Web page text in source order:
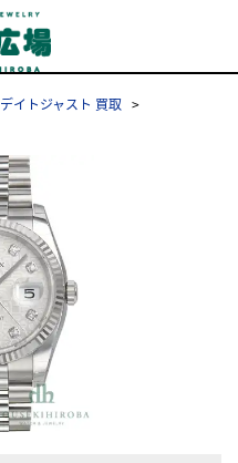
デイトジャスト 買取